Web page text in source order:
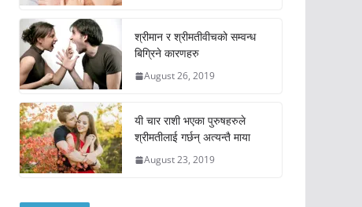
श्रीमान र श्रीमतीवीचको सम्वन्ध
बिग्रिने कारणहरु
August 26, 2019
यी चार राशी भएका पुरुषहरुले
श्रीमतीलाई गर्छन् अत्यन्तै माया
August 23, 2019